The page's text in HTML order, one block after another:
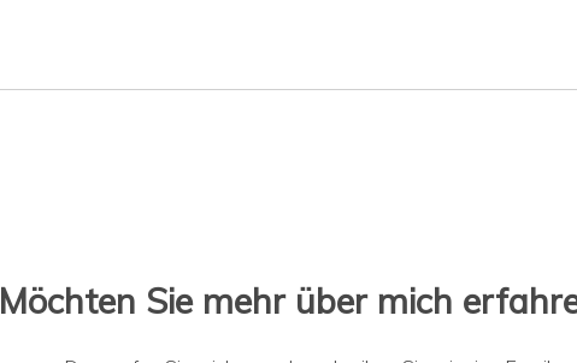
Möchten Sie mehr über mich